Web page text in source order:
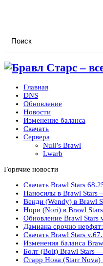
Главная
DNS
Обновление
Новости
Изменение баланса
Скачать
Сервера
Null’s Brawl
Lwarb
Горячие новости
Скачать Brawl Stars
Наносилы в Brawl Stars
Венди (Wendy) в Brawl
Нори (Nori) в Brawl
Обновление Brawl
Дамиана срочно
Скачать Brawl Stars
Изменения баланса
Болт (Bolt) Brawl Stars
Старр Нова (Starr